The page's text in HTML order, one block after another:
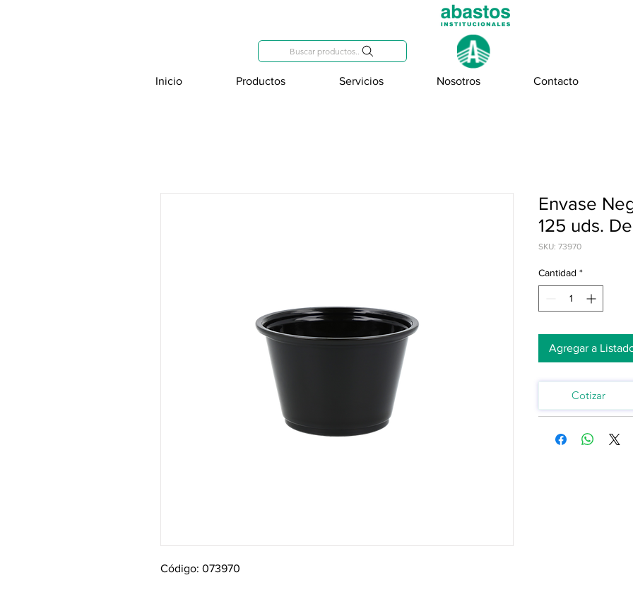
Buscar productos..
Inicio Productos Servicios Nosotros Contacto
Código: 073970
Envase
125 uds.
SKU: 73970
Cantidad *
Agregar a
Cotizar